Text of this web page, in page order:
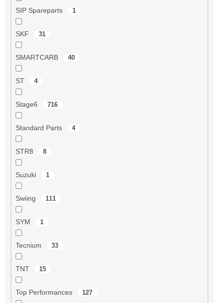
SIP Spareparts 1
SKF 31
SMARTCARB 40
ST 4
Stage6 716
Standard Parts 4
STR8 8
Suzuki 1
Swiing 111
SYM 1
Tecnium 33
TNT 15
Top Performances 127